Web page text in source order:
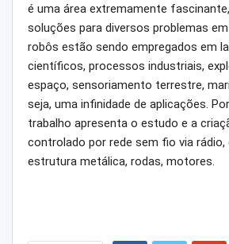
é uma área extremamente
soluções para diversos problemas
robôs estão sendo empregados em
científicos, processos industriais,
espaço, sensoriamento terrestre,
seja, uma infinidade de aplicações.
trabalho apresenta o estudo e a
controlado por rede sem fio via rádio,
estrutura metálica, rodas, motores.